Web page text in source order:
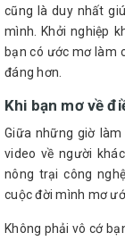
cũng là duy nhất
mình. Khởi nghiệp
bạn có ước mơ làm
đáng hơn.
Khi bạn mơ về
Giữa những giờ
video về người
nông trại công
cuộc đời mình mơ
Không phải vô cớ